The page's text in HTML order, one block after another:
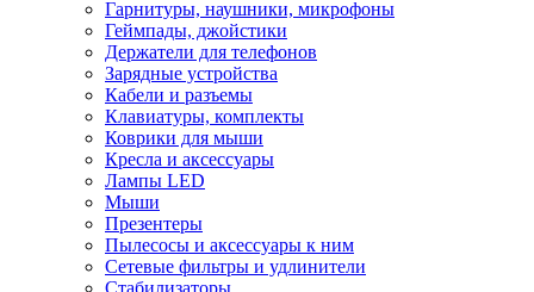
Гарнитуры, наушники, микрофоны
Геймпады, джойстики
Держатели для телефонов
Зарядные устройства
Кабели и разъемы
Клавиатуры, комплекты
Коврики для мыши
Кресла и аксессуары
Лампы LED
Мыши
Презентеры
Пылесосы и аксессуары к ним
Сетевые фильтры и удлинители
Стабилизаторы